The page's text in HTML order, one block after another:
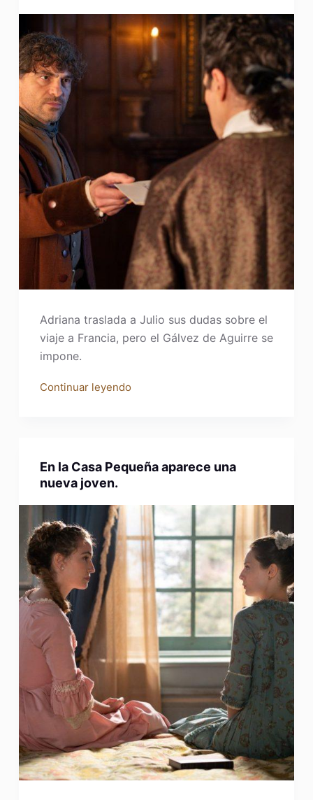
Adriana traslada a Julio sus dudas sobre el
viaje a Francia, pero el Gálvez de Aguirre se
impone.
Continuar leyendo
En la Casa Pequeña aparece una
nueva joven.